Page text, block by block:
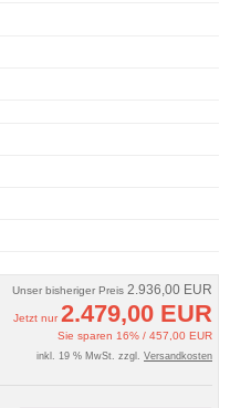
Unser bisheriger Preis 2.936,00 EUR
Jetzt nur2.479,00 EUR
Sie sparen 16% / 457,00 EUR
inkl. 19 % MwSt. zzgl. Versandkosten